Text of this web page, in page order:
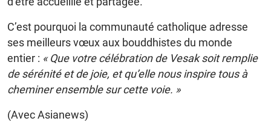
C’est pourquoi la communauté catholique adresse
ses meilleurs vœux aux bouddhistes du monde
entier : « Que votre célébration de Vesak soit remplie
de sérénité et de joie, et qu’elle nous inspire tous à
cheminer ensemble sur cette voie. »
(Avec Asianews)